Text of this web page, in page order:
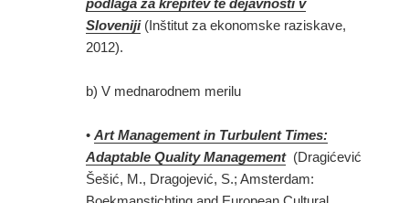
Sloveniji(Inštitut za ekonomske raziskave,
2012).
b) V mednarodnem merilu
•Art Management in Turbulent Times:
Adaptable Quality Management(Dragićević
Šešić, M., Dragojević, S.; Amsterdam: